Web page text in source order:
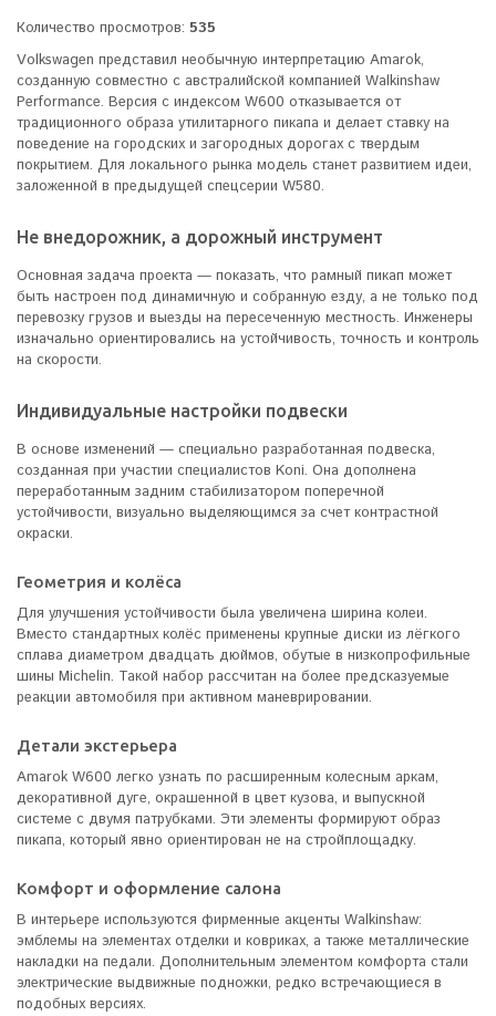
Количество просмотров: 535
Volkswagen представил необычную интерпретацию Amarok,
созданную совместно с австралийской компанией Walkinshaw
Performance. Версия с индексом W600 отказывается от
традиционного образа утилитарного пикапа и делает ставку на
поведение на городских и загородных дорогах с твердым
покрытием. Для локального рынка модель станет развитием идеи,
заложенной в предыдущей спецсерии W580.
Не внедорожник, а дорожный инструмент
Основная задача проекта — показать, что рамный пикап может
быть настроен под динамичную и собранную езду, а не только под
перевозку грузов и выезды на пересеченную местность. Инженеры
изначально ориентировались на устойчивость, точность и контроль
на скорости.
Индивидуальные настройки подвески
В основе изменений — специально разработанная подвеска,
созданная при участии специалистов Koni. Она дополнена
переработанным задним стабилизатором поперечной
устойчивости, визуально выделяющимся за счет контрастной
окраски.
Геометрия и колёса
Для улучшения устойчивости была увеличена ширина колеи.
Вместо стандартных колёс применены крупные диски из лёгкого
сплава диаметром двадцать дюймов, обутые в низкопрофильные
шины Michelin. Такой набор рассчитан на более предсказуемые
реакции автомобиля при активном маневрировании.
Детали экстерьера
Amarok W600 легко узнать по расширенным колесным аркам,
декоративной дуге, окрашенной в цвет кузова, и выпускной
системе с двумя патрубками. Эти элементы формируют образ
пикапа, который явно ориентирован не на стройплощадку.
Комфорт и оформление салона
В интерьере используются фирменные акценты Walkinshaw:
эмблемы на элементах отделки и ковриках, а также металлические
накладки на педали. Дополнительным элементом комфорта стали
электрические выдвижные подножки, редко встречающиеся в
подобных версиях.